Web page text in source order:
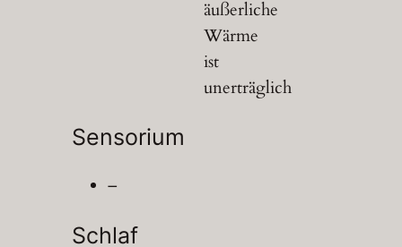
äußerliche
Wärme
ist
unerträglich
Sensorium
–
Schlaf